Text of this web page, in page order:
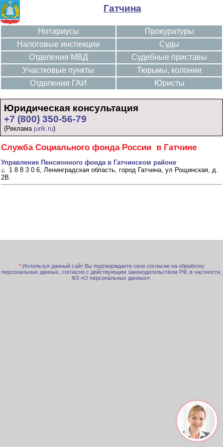
Гатчина
Нотариусы
Налоговые инспекции
Отделения МВД
Участковые пункты
Отделения ГАИ
Прокуратуры
Суды
Судебные приставы
Тюрьмы, колонии
Юристы
Юридическая консультация
+7 (800) 350-56-79
(Реклама jurik.ru)
Служба Социального фонда России в Гатчине
Управление Пенсионного фонда в Гатчинском районе
⌂ 1 8 8 3 0 6, Ленинградская область, город Гатчина, ул Рощинская, д.
2В.
* Используя данный сайт Вы подтверждаете свое согласие на обработку
персональных данных, согласно с действующим законодательством РФ, в частности,
ФЗ «О персональных данных».